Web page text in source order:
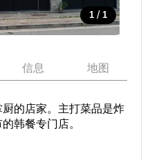
1 / 1
信息 地图
的店家。主打菜品是炸
韩餐专门店。